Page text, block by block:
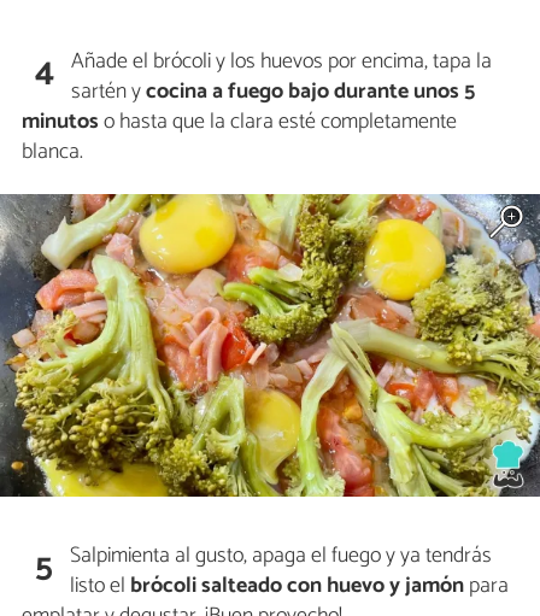
4 Añade el brócoli y los huevos por encima, tapa la
sartén ycocina a fuego bajo durante unos 5
minutoso hasta que la clara esté completamente
blanca.
5 Salpimienta al gusto, apaga el fuego y ya tendrás
listo el brócoli salteado con huevo y jamónpara